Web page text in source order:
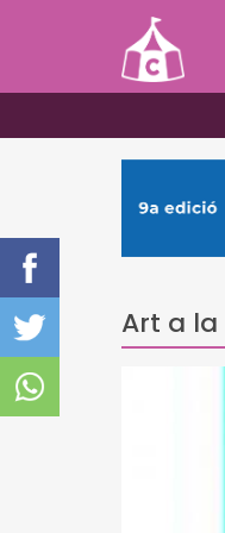
Art a